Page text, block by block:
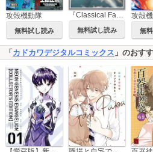
攻殻機動隊
無料試し読み
『Classical Fantasy Within』の挿し絵制作日記
無料試し読み 無
「 カドカワデジタルコミックス 」のおす